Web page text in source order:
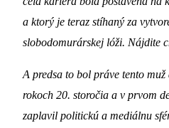
a ktorý je teraz stíhaný za
slobodomurárskej lóži. Nájdite
A predsa to bol práve tento
rokoch 20. storočia a v prvom
zaplavil politickú a mediálnu